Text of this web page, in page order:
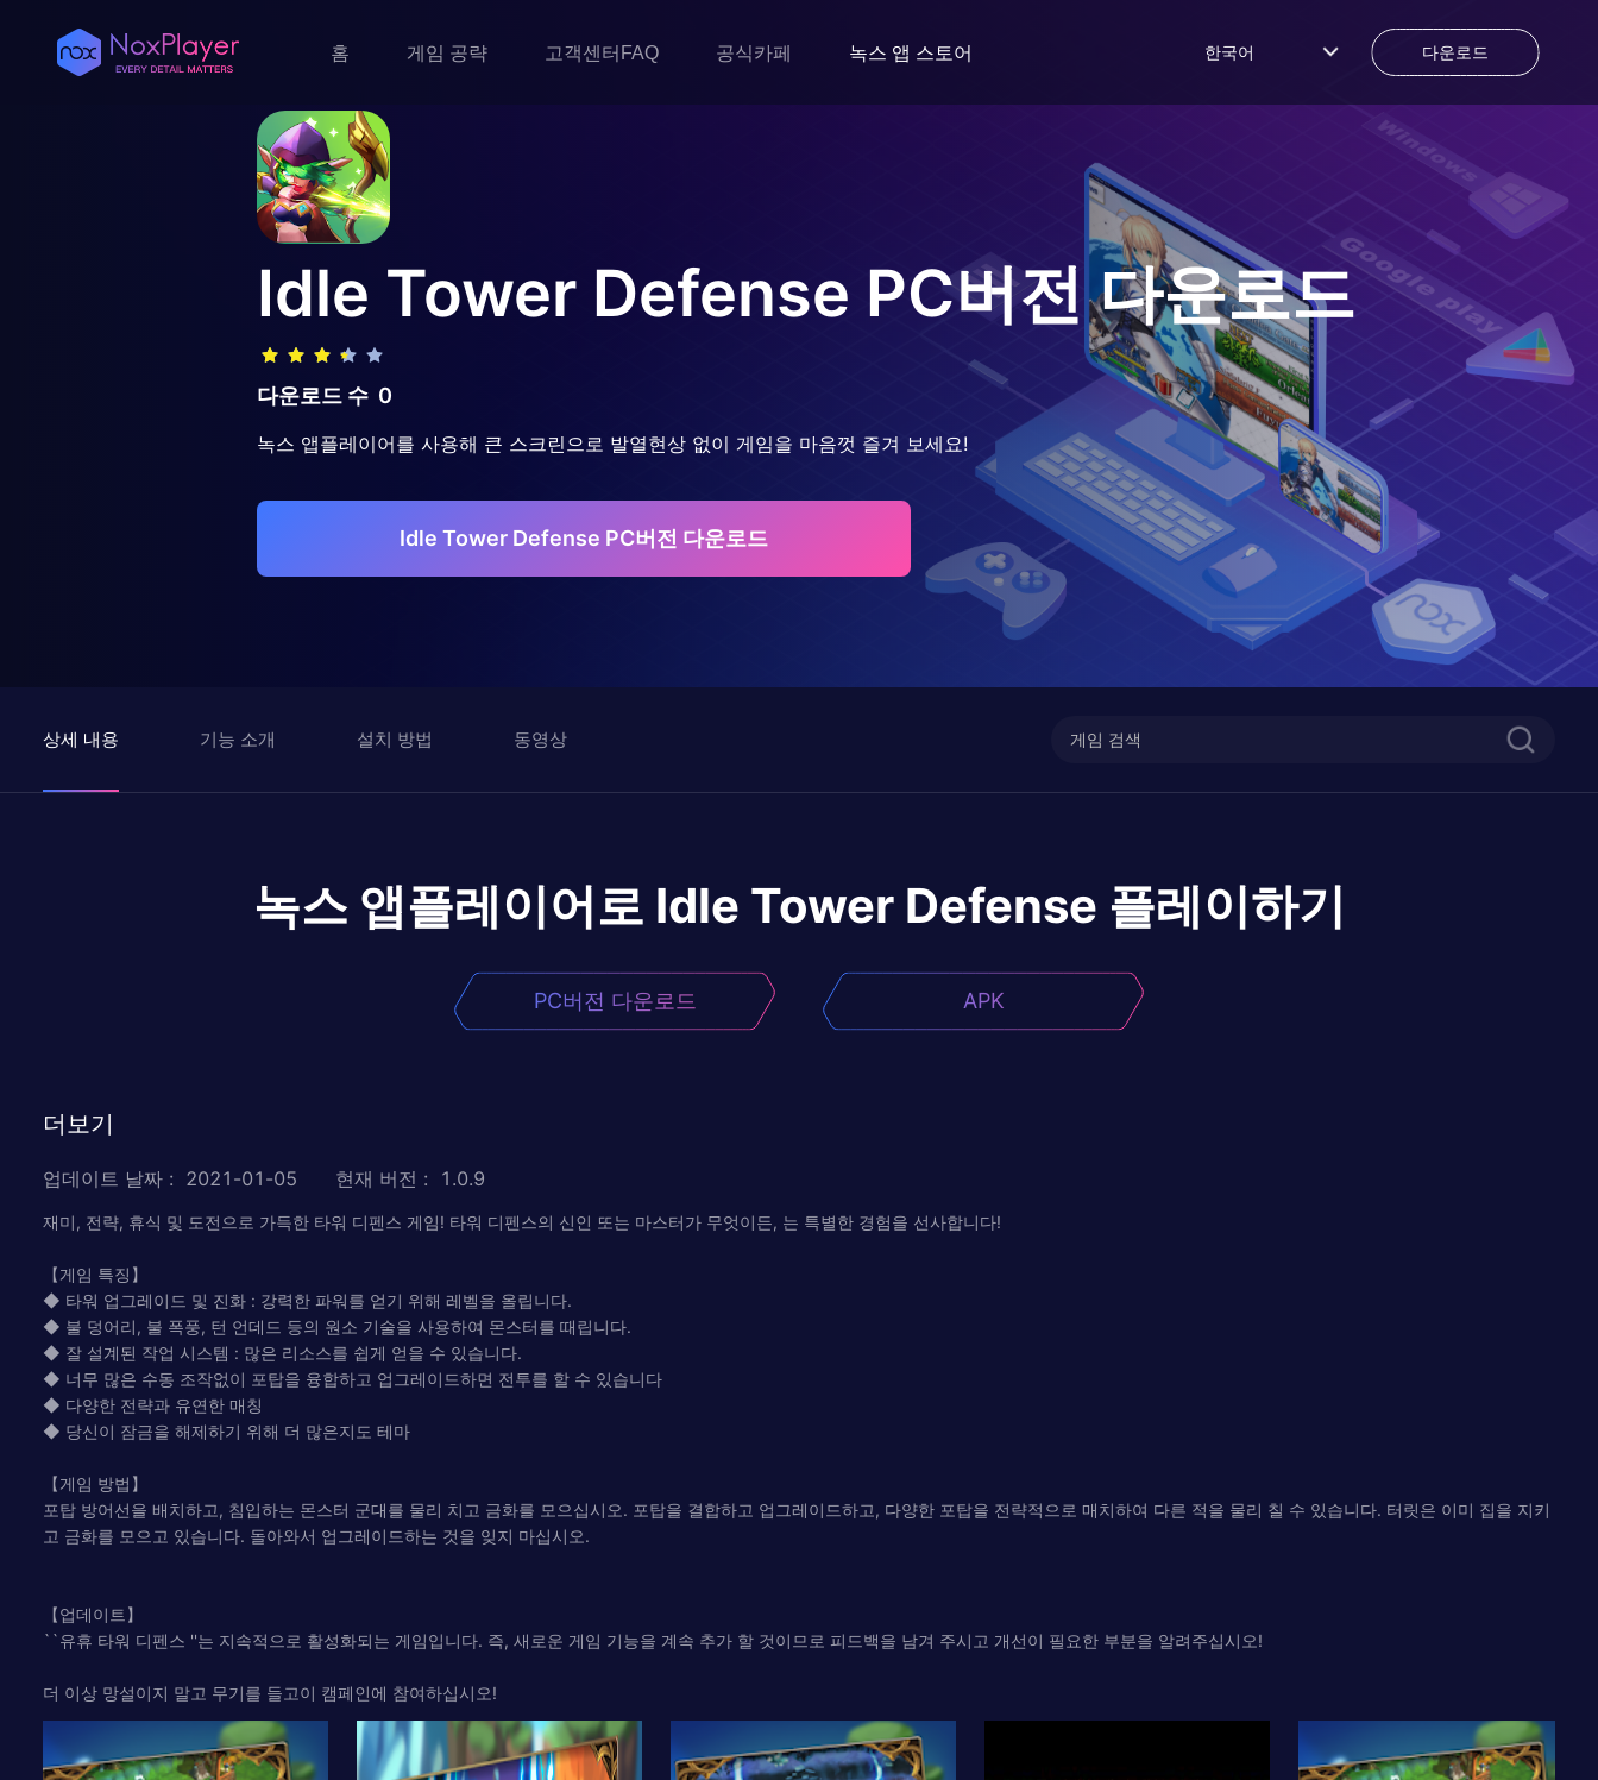
홈 게임 공략 고객센터FAQ 공식카페 녹스 앱 스토어 한국어 다운로드
Idle Tower Defense PC버전 다운로드
다운로드 수 0
녹스 앱플레이어를 사용해 큰 스크린으로 발열현상 없이 게임을 마음껏 즐겨 보세요!
Idle Tower Defense PC버전 다운로드
상세 내용 기능 소개 설치 방법 동영상
녹스 앱플레이어로 Idle Tower Defense 플레이하기
PC버전 다운로드 APK
더보기
업데이트 날짜 : 2021-01-05 현재 버전 : 1.0.9
재미, 전략, 휴식 및 도전으로 가득한 타워 디펜스 게임! 타워 디펜스의 신인 또는 마스터가 무엇이든, 는 특별한 경험을 선사합니다!
【게임 특징】
◆ 타워 업그레이드 및 진화 : 강력한 파워를 얻기 위해 레벨을 올립니다.
◆ 불 덩어리, 불 폭풍, 턴 언데드 등의 원소 기술을 사용하여 몬스터를 때립니다.
◆ 잘 설계된 작업 시스템 : 많은 리소스를 쉽게 얻을 수 있습니다.
◆ 너무 많은 수동 조작없이 포탑을 융합하고 업그레이드하면 전투를 할 수 있습니다
◆ 다양한 전략과 유연한 매칭
◆ 당신이 잠금을 해제하기 위해 더 많은지도 테마
【게임 방법】
포탑 방어선을 배치하고, 침입하는 몬스터 군대를 물리 치고 금화를 모으십시오. 포탑을 결합하고 업그레이드하고, 다양한 포탑을 전략적으로 매치하여 다른 적을 물리 칠 수 있습니다. 터릿은 이미 집을 지키
고 금화를 모으고 있습니다. 돌아와서 업그레이드하는 것을 잊지 마십시오.
【업데이트】
``유휴 타워 디펜스 ''는 지속적으로 활성화되는 게임입니다. 즉, 새로운 게임 기능을 계속 추가 할 것이므로 피드백을 남겨 주시고 개선이 필요한 부분을 알려주십시오!
더 이상 망설이지 말고 무기를 들고이 캠페인에 참여하십시오!